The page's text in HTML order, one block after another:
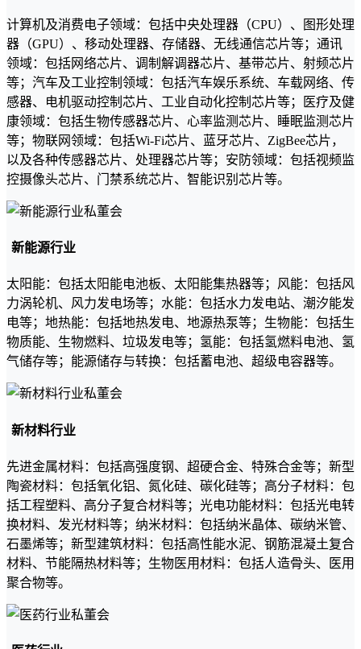
计算机及消费电子领域：包括中央处理器（CPU）、图形处理
器（GPU）、移动处理器、存储器、无线通信芯片等；通讯
领域：包括网络芯片、调制解调器芯片、基带芯片、射频芯片
等；汽车及工业控制领域：包括汽车娱乐系统、车载网络、传
感器、电机驱动控制芯片、工业自动化控制芯片等；医疗及健
康领域：包括生物传感器芯片、心率监测芯片、睡眠监测芯片
等；物联网领域：包括Wi-Fi芯片、蓝牙芯片、ZigBee芯片，
以及各种传感器芯片、处理器芯片等；安防领域：包括视频监
控摄像头芯片、门禁系统芯片、智能识别芯片等。
新能源行业
太阳能：包括太阳能电池板、太阳能集热器等；风能：包括风
力涡轮机、风力发电场等；水能：包括水力发电站、潮汐能发
电等；地热能：包括地热发电、地源热泵等；生物能：包括生
物质能、生物燃料、垃圾发电等；氢能：包括氢燃料电池、氢
气储存等；能源储存与转换：包括蓄电池、超级电容器等。
新材料行业
先进金属材料：包括高强度钢、超硬合金、特殊合金等；新型
陶瓷材料：包括氧化铝、氮化硅、碳化硅等；高分子材料：包
括工程塑料、高分子复合材料等；光电功能材料：包括光电转
换材料、发光材料等；纳米材料：包括纳米晶体、碳纳米管、
石墨烯等；新型建筑材料：包括高性能水泥、钢筋混凝土复合
材料、节能隔热材料等；生物医用材料：包括人造骨头、医用
聚合物等。